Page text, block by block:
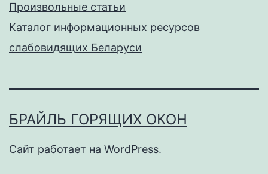
Произвольные статьи
Каталог информационных ресурсов
слабовидящих Беларуси
БРАЙЛЬ ГОРЯЩИХ ОКОН
Сайт работает на WordPress.